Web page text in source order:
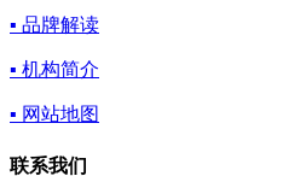
▪ 品牌解读
▪ 机构简介
▪ 网站地图
联系我们